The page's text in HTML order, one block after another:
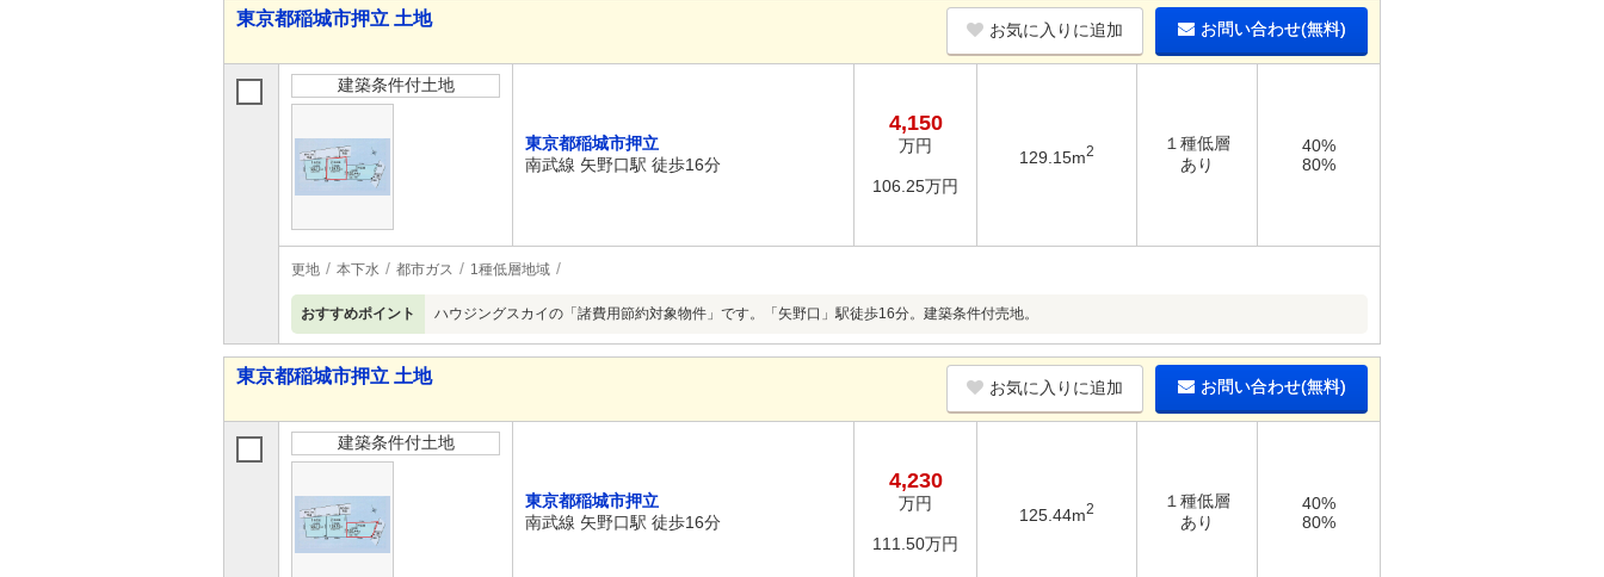
東京都稲城市押立 土地
お気に入りに追加 お問い合わせ(無料)
建築条件付土地
東京都稲城市押立
南武線 矢野口駅 徒歩16分
4,150
万円
106.25万円
129.15m2
１種低層
あり
40%
80%
更地 本下水 都市ガス 1種低層地域
おすすめポイント ハウジングスカイの「諸費用節約対象物件」です。「矢野口」駅徒歩16分。建築条件付売地。
東京都稲城市押立 土地
お気に入りに追加 お問い合わせ(無料)
建築条件付土地
東京都稲城市押立
南武線 矢野口駅 徒歩16分
4,230
万円
111.50万円
125.44m2
１種低層
あり
40%
80%